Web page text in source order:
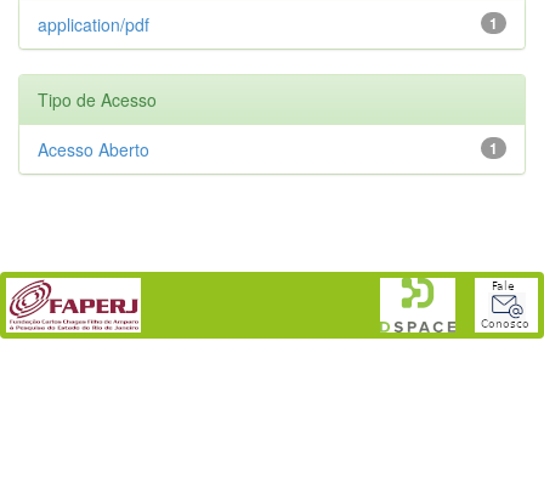
1
application/pdf
Tipo de Acesso
1
Acesso Aberto